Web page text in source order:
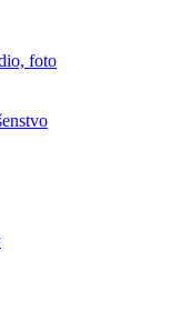
foto